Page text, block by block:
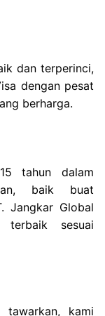
dan terperinci,
dengan pesat
berharga.
tahun dalam
baik buat
Jangkar Global
terbaik sesuai
kami